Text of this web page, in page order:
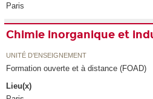
Paris
Chimie inorganique et
UNITÉ D’ENSEIGNEMENT
Formation ouverte et à distance (FOAD)
Lieu(x)